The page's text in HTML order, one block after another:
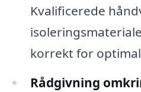
Kvalificerede
korrekt for
Rådgivning